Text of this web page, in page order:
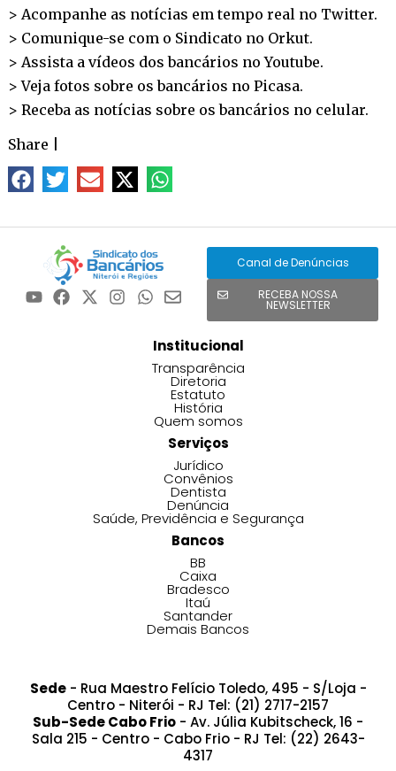
> Acompanhe as notícias em tempo real no Twitter.
> Comunique-se com o Sindicato no Orkut.
> Assista a vídeos dos bancários noYoutube.
> Veja fotos sobre os bancários no Picasa.
> Receba as notícias sobre os bancários no celular.
Share
Canal de Denúncias
RECEBA NOSSA
NEWSLETTER
Institucional
Transparência
Diretoria
Estatuto
História
Quem somos
Serviços
Jurídico
Convênios
Dentista
Denúncia
Saúde, Previdência e Segurança
Bancos
BB
Caixa
Bradesco
Itaú
Santander
Demais Bancos
Sede- Rua Maestro Felício Toledo, 495 - S/Loja -
Centro - Niterói - RJ Tel: (21) 2717-2157
Sub-Sede Cabo Frio - Av. Júlia Kubitscheck, 16 -
Sala 215 - Centro - Cabo Frio - RJ Tel: (22) 2643-
4317